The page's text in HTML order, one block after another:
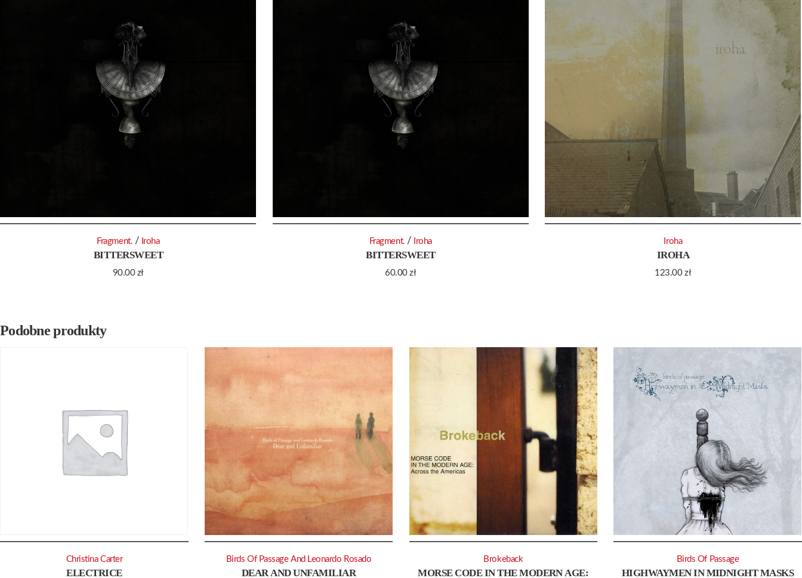
BITTERSWEET
90.00 zł
Fragment. / Iroha
BITTERSWEET
60.00zł
Fragment. / Iroha
IROHA
123.00zł
Iroha
Podobne produkty
ELECTRICE
Christina Carter
DEAR AND UNFAMILIAR
Birds Of Passage And Leonardo Rosado
MORSE CODE IN THE MODERN AGE:
Brokeback
HIGHWAYMEN IN MIDNIGHT MASKS
Birds Of Passage